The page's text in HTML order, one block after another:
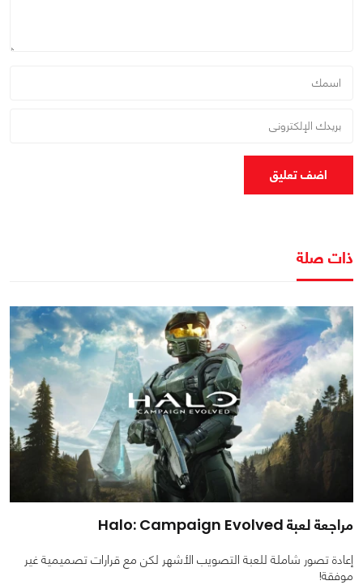
اضف تعليق
ذات صلة
مراجعة لعبة Halo: Campaign Evolved
إعادة تصور شاملة للعبة التصويب الأشهر لكن مع قرارات تصميمية غير
موفقة!